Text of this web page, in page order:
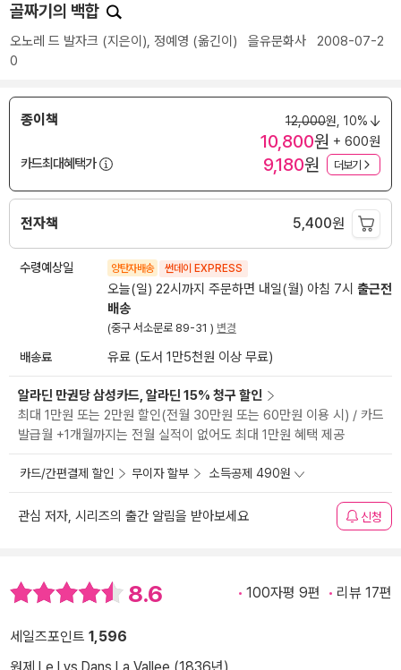
골짜기의 백합
오노레 드 발자크 (지은이), 정예영 (옮긴이) 을유문화사 2008-07-2
0
종이책 12,000원, 10%
10,800원 + 600원
카드최대혜택가
9,180원 더보기
전자책 5,400원
수령예상일 양탄자배송 썬데이 EXPRESS
오늘(일) 22시까지 주문하면 내일(월) 아침 7시 출근전
배송
(중구 서소문로 89-31 ) 변경
배송료 유료 (도서 1만5천원 이상 무료)
알라딘 만권당 삼성카드, 알라딘 15% 청구 할인
최대 1만원 또는 2만원 할인(전월 30만원 또는 60만원 이용 시) / 카드
발급월 +1개월까지는 전월 실적이 없어도 최대 1만원 혜택 제공
카드/간편결제 할인 무이자 할부 소득공제 490원
관심 저자, 시리즈의 출간 알림을 받아보세요 신청
8.6 100자평 9편 리뷰 17편
세일즈포인트 1,596